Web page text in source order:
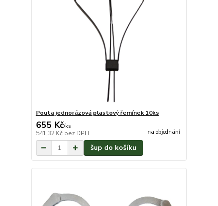
Pouta jednorázová plastový řemínek 10ks
655 Kč/ks
541,32 Kč bez DPH na objednání
šup do košíku